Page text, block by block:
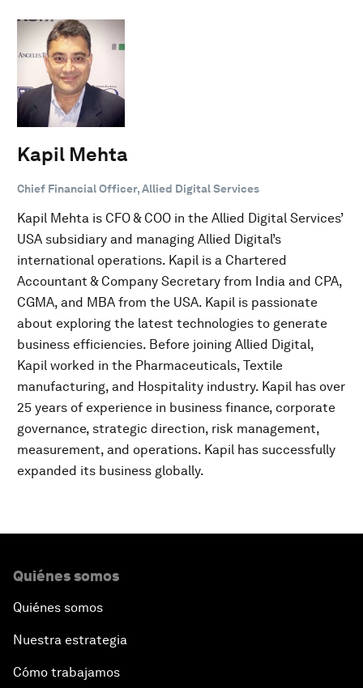
Kapil Mehta
Chief Financial Officer, Allied Digital Services
Kapil Mehta is CFO & COO in the Allied Digital Services’
USA subsidiary and managing Allied Digital’s
international operations. Kapil is a Chartered
Accountant & Company Secretary from India and CPA,
CGMA, and MBA from the USA. Kapil is passionate
about exploring the latest technologies to generate
business efficiencies. Before joining Allied Digital,
Kapil worked in the Pharmaceuticals, Textile
manufacturing, and Hospitality industry. Kapil has over
25 years of experience in business finance, corporate
governance, strategic direction, risk management,
measurement, and operations. Kapil has successfully
expanded its business globally.
Quiénes somos
Quiénes somos
Nuestra estrategia
Cómo trabajamos